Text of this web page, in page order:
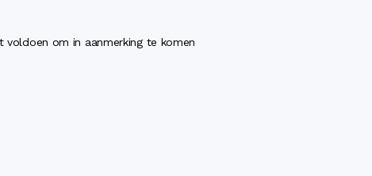
om in aanmerking te komen